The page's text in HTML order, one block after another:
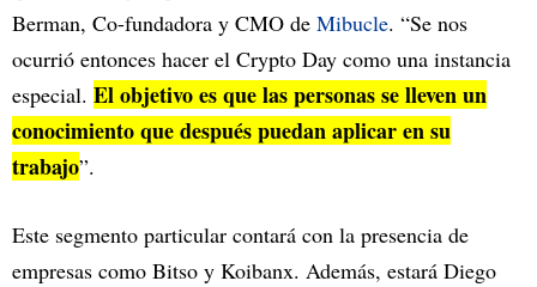
Berman, Co-fundadora y CMO de Mibucle. “Se nos
ocurrió entonces hacer el Crypto Day como una instancia
especial. El objetivo es que las personas se lleven un
conocimiento que después puedan aplicar en su
trabajo”.
Este segmento particular contará con la presencia de
empresas como Bitso y Koibanx. Además, estará Diego